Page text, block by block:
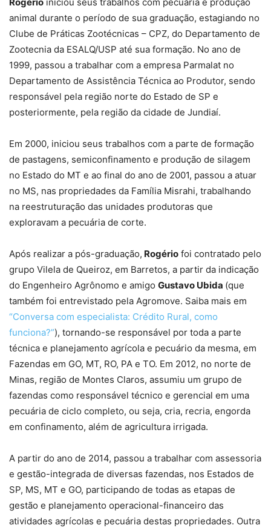
animal durante o período de sua graduação, estagiando no
Clube de Práticas Zootécnicas – CPZ, do Departamento de
Zootecnia da ESALQ/USP até sua formação. No ano de
1999, passou a trabalhar com a empresa Parmalat no
Departamento de Assistência Técnica ao Produtor, sendo
responsável pela região norte do Estado de SP e
posteriormente, pela região da cidade de Jundiaí.
Em 2000, iniciou seus trabalhos com a parte de formação
de pastagens, semiconfinamento e produção de silagem
no Estado do MT e ao final do ano de 2001, passou a atuar
no MS, nas propriedades da Família Misrahi, trabalhando
na reestruturação das unidades produtoras que
exploravam a pecuária de corte.
Após realizar a pós-graduação, Rogério foi contratado pelo
grupo Vilela de Queiroz, em Barretos, a partir da indicação
do Engenheiro Agrônomo e amigo Gustavo Ubida (que
também foi entrevistado pela Agromove. Saiba mais em
“Conversa com especialista: Crédito Rural, como
funciona?”), tornando-se responsável por toda a parte
técnica e planejamento agrícola e pecuário da mesma, em
Fazendas em GO, MT, RO, PA e TO. Em 2012, no norte de
Minas, região de Montes Claros, assumiu um grupo de
fazendas como responsável técnico e gerencial em uma
pecuária de ciclo completo, ou seja, cria, recria, engorda
em confinamento, além de agricultura irrigada.
A partir do ano de 2014, passou a trabalhar com assessoria
e gestão-integrada de diversas fazendas, nos Estados de
SP, MS, MT e GO, participando de todas as etapas de
gestão e planejamento operacional-financeiro das
atividades agrícolas e pecuária destas propriedades. Outra